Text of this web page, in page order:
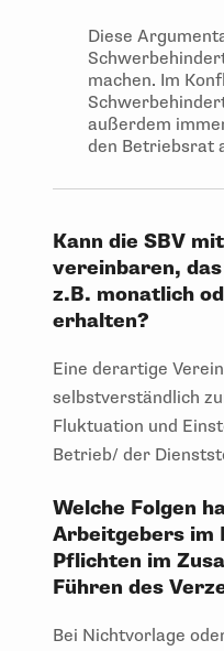
Diese
machen. Im
außerdem
den Betriebsrat
Kann die SBV
vereinbaren,
z.B. monatlich
erhalten?
Eine derartige
selbstverständlich
Fluktuation und
Betrieb/ der
Welche Folgen
Arbeitgebers im
Pflichten im
Führen des
Bei Nichtvorlage